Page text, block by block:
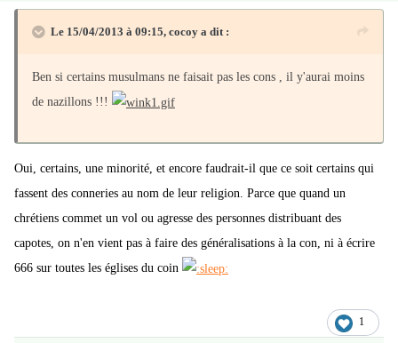
Le 15/04/2013 à 09:15, cocoy a dit :
Ben si certains musulmans ne faisait pas les cons , il y'aurai moins
de nazillons !!!
Oui, certains, une minorité, et encore faudrait-il que ce soit certains qui
fassent des conneries au nom de leur religion. Parce que quand un
chrétiens commet un vol ou agresse des personnes distribuant des
capotes, on n'en vient pas à faire des généralisations à la con, ni à écrire
666 sur toutes les églises du coin
1